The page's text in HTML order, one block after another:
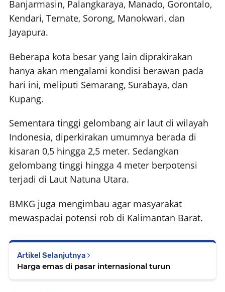
Banjarmasin, Palangkaraya, Manado, Gorontalo,
Kendari, Ternate, Sorong, Manokwari, dan
Jayapura.
Beberapa kota besar yang lain diprakirakan
hanya akan mengalami kondisi berawan pada
hari ini, meliputi Semarang, Surabaya, dan
Kupang.
Sementara tinggi gelombang air laut di wilayah
Indonesia, diperkirakan umumnya berada di
kisaran 0,5 hingga 2,5 meter. Sedangkan
gelombang tinggi hingga 4 meter berpotensi
terjadi di Laut Natuna Utara.
BMKG juga mengimbau agar masyarakat
mewaspadai potensi rob di Kalimantan Barat.
Artikel Selanjutnya
Harga emas di pasar internasional turun